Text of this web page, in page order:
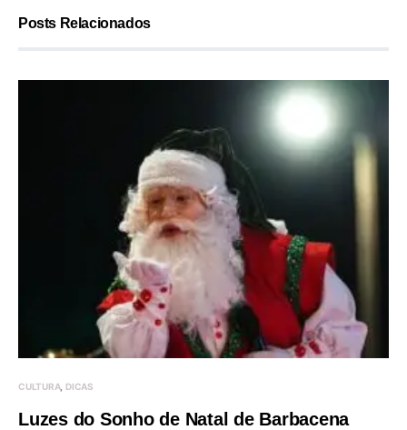
Posts Relacionados
CULTURA DICAS
Luzes do Sonho de Natal de Barbacena